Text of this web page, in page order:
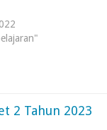
2 Tahun 2023